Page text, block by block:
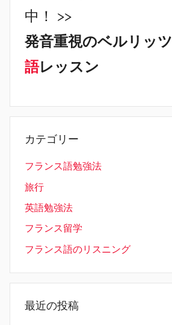
中！ >>
発音重視のベルリッツ
語レッスン
カテゴリー
フランス語勉強法
旅行
英語勉強法
フランス留学
フランス語のリスニング
最近の投稿